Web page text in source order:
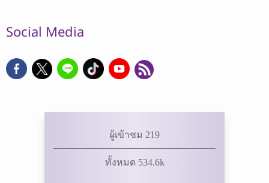
Social Media
ผู้เข้าชม 219
ทั้งหมด 534.6k